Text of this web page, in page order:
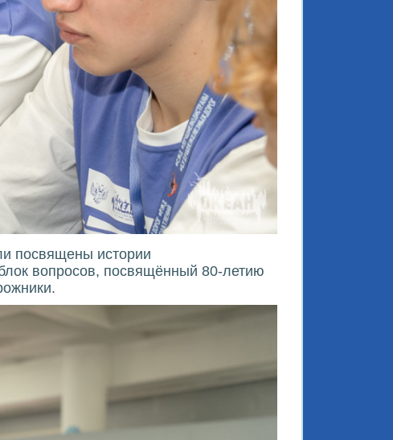
посвящены истории
вопросов, посвящённый 80-летию